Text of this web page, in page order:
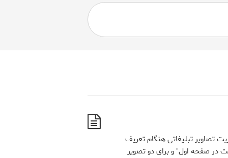
تصاویر تبلیغاتی هنگام تعریف
در صفحه اول" و برای دو تصویر